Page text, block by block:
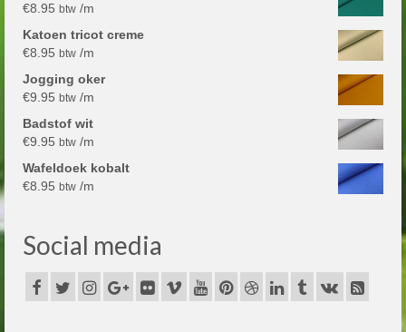
€8.95 btw /m
Katoen tricot creme
€8.95 btw /m
Jogging oker
€9.95 btw /m
Badstof wit
€9.95 btw /m
Wafeldoek kobalt
€8.95 btw /m
Social media